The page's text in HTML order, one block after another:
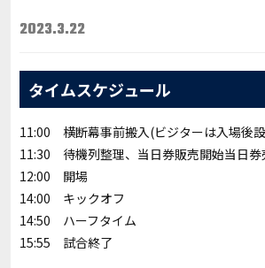
2023.3.22
タイムスケジュール
11:00 横断幕事前搬入(ビジターは入場後
11:30 待機列整理、当日券販売開始当日券
12:00 開場
14:00 キックオフ
14:50 ハーフタイム
15:55 試合終了